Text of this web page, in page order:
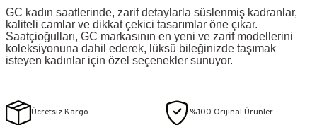
GC kadın saatlerinde, zarif detaylarla süslenmiş kadranlar,
kaliteli camlar ve dikkat çekici tasarımlar öne çıkar.
Saatçioğulları, GC markasının en yeni ve zarif modellerini
koleksiyonuna dahil ederek, lüksü bileğinizde taşımak
isteyen kadınlar için özel seçenekler sunuyor.
Ücretsiz Kargo %100 Orijinal Ürünler